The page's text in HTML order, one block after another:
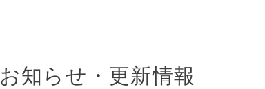
お知らせ・更新情報